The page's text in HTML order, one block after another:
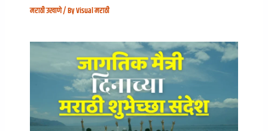
मराठी उखाणे/ ByVisual मराठी